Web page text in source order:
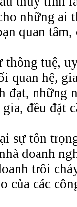
những ai
quan
tuệ,
quan hệ,
đạt, những
đều đặt
sự tôn
doanh
trôi
của các